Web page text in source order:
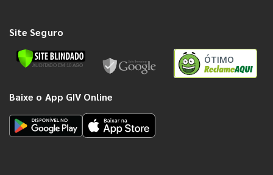
Site Seguro
ÓTIMO
Baixe o App GIV Online